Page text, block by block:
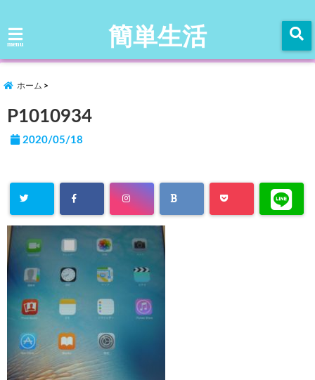
menu 簡単生活
ホーム
P1010934
2020/05/18